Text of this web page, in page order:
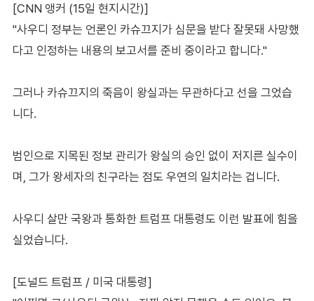
[CNN 앵커 (15일 현지시간)]
"사우디 정부는 언론인 카슈끄지가 심문을 받다 잘못돼 사망했
다고 인정하는 내용의 보고서를 준비 중이라고 합니다."
그러나 카슈끄지의 죽음이 왕실과는 무관하다고 선을 그었습
니다.
범인으로 지목된 정보 관리가 왕실의 승인 없이 저지른 실수이
며, 그가 왕세자의 친구라는 점도 우연의 일치라는 겁니다.
사우디 살만 국왕과 통화한 트럼프 대통령도 이런 발표에 힘을
실었습니다.
[도널드 트럼프 / 미국 대통령]